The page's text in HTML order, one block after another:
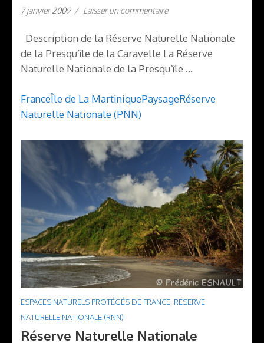
7 janvier 2009 / Laisser un commentaire
Description de la Réserve Naturelle Nationale
de la Presqu’île de la Caravelle La Réserve
Naturelle Nationale de la Presqu’île …
FranceÎle de La MartiniquePaysageRéserve
Naturelle Nationale (PNN)
ESPACES NATURELS PROTÉGÉS DE FRANCE RÉSERVE
NATURELLE NATIONALE (RNN)
Réserve Naturelle Nationale